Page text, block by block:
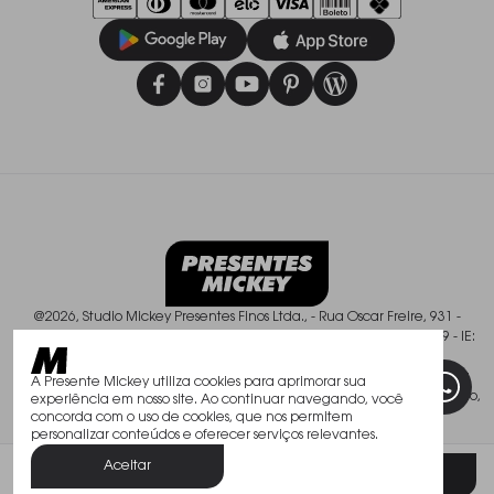
A Presente Mickey utiliza cookies para aprimorar sua
experiência em nosso site. Ao continuar navegando, você
concorda com o uso de cookies, que nos permitem
personalizar conteúdos e oferecer serviços relevantes.
Aceitar
@2026, Studio Mickey Presentes Finos Ltda., - Rua Oscar Freire, 931 -
Pinheiros - São Paulo/SP - CEP: 01426-003, CNPJ: 50.588.409/0001-49 - IE:
Todos os direitos reservados. As fotos aqui veiculadas, logotipo e marca
são de propriedade de www.mickey.com.br. É vedada a sua reprodução,
total ou parcial.